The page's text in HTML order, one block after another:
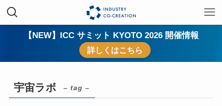
【NEW】ICC サミット KYOTO 2026 開催情報
詳しくはこちら
宇宙ラボ – tag –